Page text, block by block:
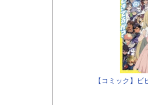
【コミック】